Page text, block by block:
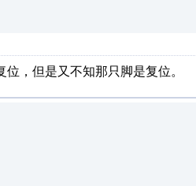
，但是又不知那只脚是复位。